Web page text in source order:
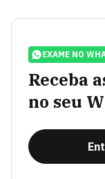
EXAME NO
Receba
no seu